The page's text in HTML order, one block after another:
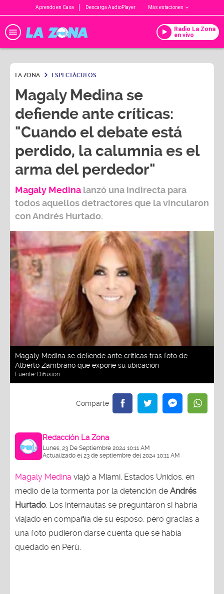
Aprendo en Casa Descarga AudioPlayer Más estaciones
Radio La Zona
en vivo
LA ZONA ESPECTÁCULOS
Magaly Medina se
defiende ante críticas:
"Cuando el debate está
perdido, la calumnia es el
arma del perdedor"
Magaly Medina lanzó una indirecta para
todos aquellos detractores que la vincularon
conAndrés Hurtado.
Magaly Medina se defiende ante críticas tras foto de
Alberto Zambrano que expone su ubicación
Fuente: Difusion
Redacción La Zona
Lunes, 23 De Septiembre 2024 10:11 AM
Actualizado el 23 de septiembre del 2024 10:11 AM
Magaly Medina viajó a Miami, Estados Unidos, en
medio de la tormenta por la detención de Andrés
Hurtado . Los internautas se preguntaron si habría
viajado en compañía de su esposo, pero gracias a
una foto pudieron darse cuenta que se había
quedado en Perú.